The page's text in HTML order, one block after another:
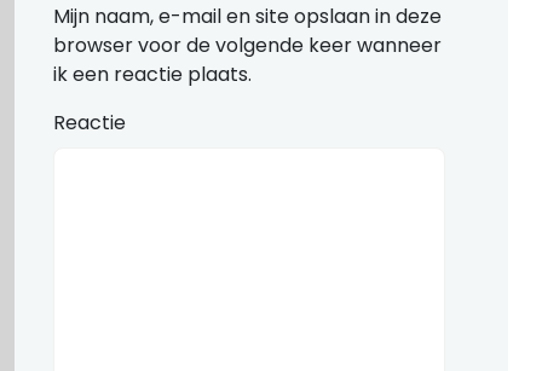
Mijn naam, e-mail en site opslaan in deze
browser voor de volgende keer wanneer
ik een reactie plaats.
Reactie